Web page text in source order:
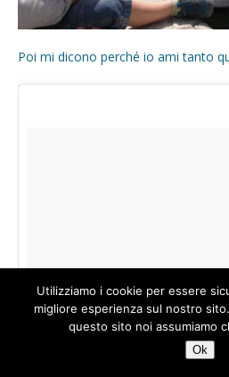
Poi mi dicono perché io ami tanto
Utilizziamo i cookie per essere
migliore esperienza sul nostro
questo sito noi assumiamo
Ok